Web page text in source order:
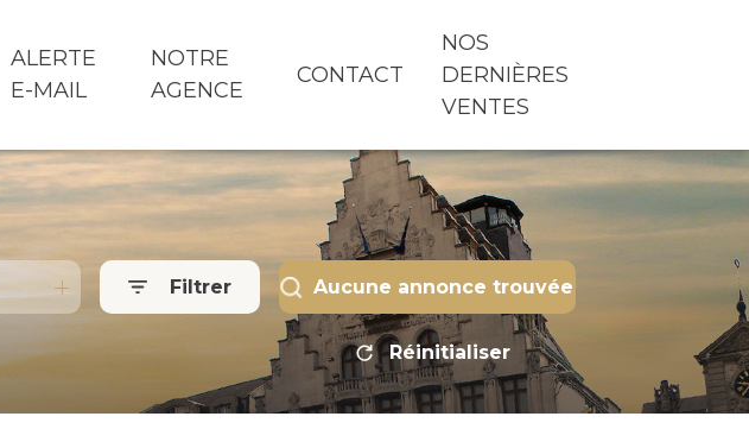
ALERTE
E-MAIL
NOTRE
AGENCE
CONTACT
NOS
DERNIÈRES
VENTES
Filtrer Aucune annonce trouvée
Réinitialiser